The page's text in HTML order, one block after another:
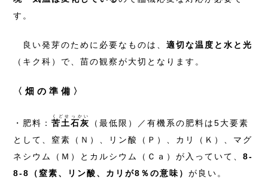
す。
良い発芽のために必要なものは、適切な温度と水と光
（キク科）で、苗の観察が大切となります。
〈畑の準備〉
・肥料：苦土石灰
くどせっかい
（最低限）／有機系の肥料は5大要素
として、窒素（Ｎ）、リン酸（Ｐ）、カリ（Ｋ）、マグ
ネシウム（Ｍ）とカルシウム（Ｃａ）が入っていて、8-
8-8（窒素、リン酸、カリが8％の意味）が良い。